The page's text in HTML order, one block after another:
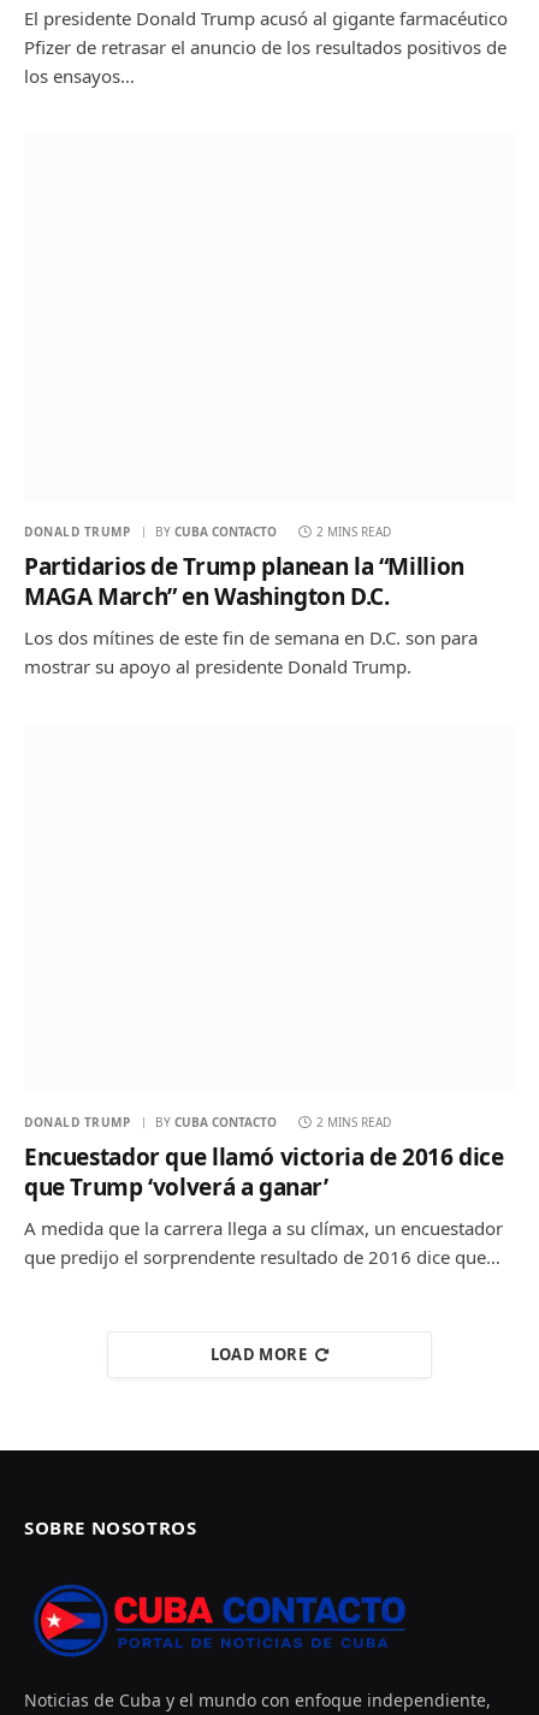
El presidente Donald Trump acusó al gigante farmacéutico
Pfizer de retrasar el anuncio de los resultados positivos de
los ensayos…
DONALD TRUMP BY CUBA CONTACTO 2 MINS READ
Partidarios de Trump planean la “Million
MAGA March” en Washington D.C.
Los dos mítines de este fin de semana en D.C. son para
mostrar su apoyo al presidente Donald Trump.
DONALD TRUMP BY CUBA CONTACTO 2 MINS READ
Encuestador que llamó victoria de 2016 dice
que Trump ‘volverá a ganar’
A medida que la carrera llega a su clímax, un encuestador
que predijo el sorprendente resultado de 2016 dice que…
LOAD MORE
SOBRE NOSOTROS
Noticias de Cuba y el mundo con enfoque independiente,